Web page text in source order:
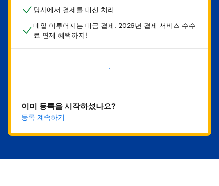
당사에서 결제를 대신 처리
매일 이루어지는 대금 결제. 2026년 결제 서비스 수수
료 면제 혜택까지!
지금 시작하기
이미 등록을 시작하셨나요?
등록 계속하기